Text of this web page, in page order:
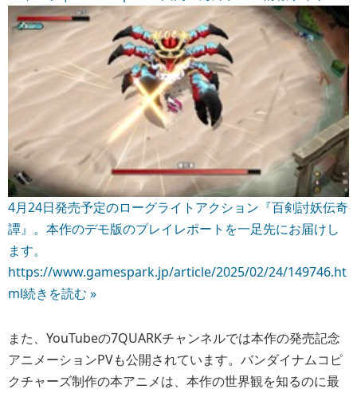
4月24日発売予定のローグライトアクション『百剣討妖伝奇
譚』。本作のデモ版のプレイレポートを一足先にお届けし
ます。
https://www.gamespark.jp/article/2025/02/24/149746.ht
ml続きを読む »
また、YouTubeの7QUARKチャンネルでは本作の発売記念
アニメーションPVも公開されています。バンダイナムコピ
クチャーズ制作の本アニメは、本作の世界観を知るのに最